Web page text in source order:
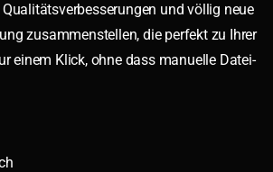
und völlig neue
zusammenstellen, die perfekt zu Ihrer
einem Klick, ohne dass manuelle Datei-